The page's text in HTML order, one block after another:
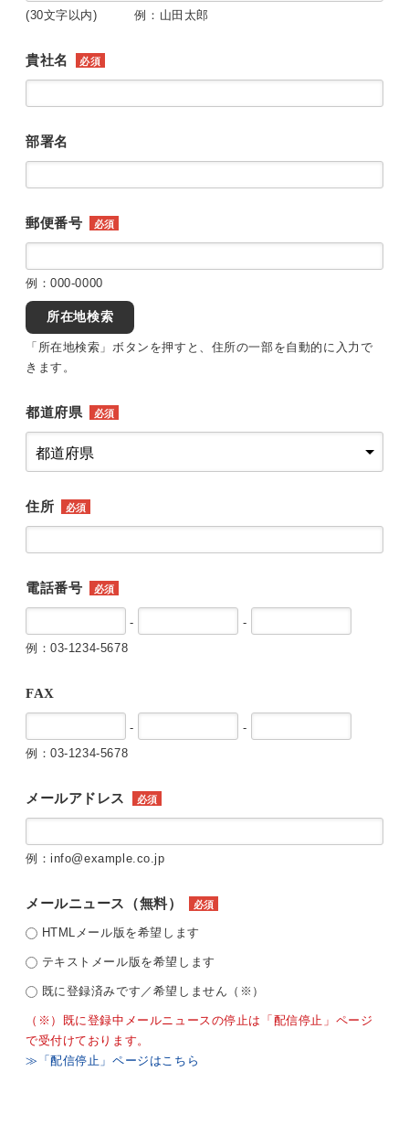
(30文字以内) 例：山田太郎
貴社名 必須
部署名
郵便番号 必須
例：000-0000
所在地検索
「所在地検索」ボタンを押すと、住所の一部を自動的に入力で
きます。
都道府県 必須
住所 必須
電話番号 必須
-
-
例：03-1234-5678
FAX
-
-
例：03-1234-5678
メールアドレス 必須
例：info@example.co.jp
メールニュース（無料） 必須
HTMLメール版を希望します
テキストメール版を希望します
既に登録済みです／希望しません（※）
（※）既に登録中メールニュースの停止は「配信停止」ページ
で受付けております。
≫「配信停止」ページはこちら